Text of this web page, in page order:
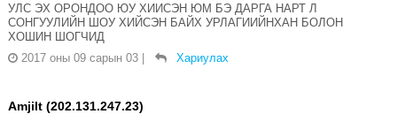
УЛС ЭХ ОРОНДОО ЮУ ХИИСЭН ЮМ БЭ ДАРГА НАРТ Л
СОНГУУЛИЙН ШОУ ХИЙСЭН БАЙХ УРЛАГИИЙНХАН БОЛОН
ХОШИН ШОГЧИД
2017 оны 09 сарын 03
Хариулах
Amjilt (202.131.247.23)